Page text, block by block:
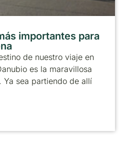
importantes para
de nuestro viaje en
es la maravillosa
Ya sea partiendo de allí